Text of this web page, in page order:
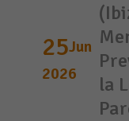
25Jun
2026
la